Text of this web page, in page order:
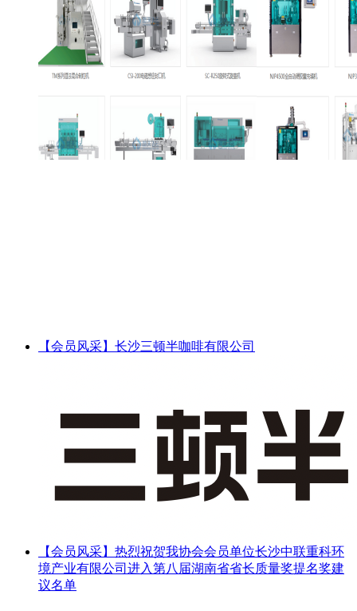
【会员风采】长沙三顿半咖啡有限公司
【会员风采】热烈祝贺我协会会员单位长沙中联重科环
境产业有限公司进入第八届湖南省省长质量奖提名奖建
议名单